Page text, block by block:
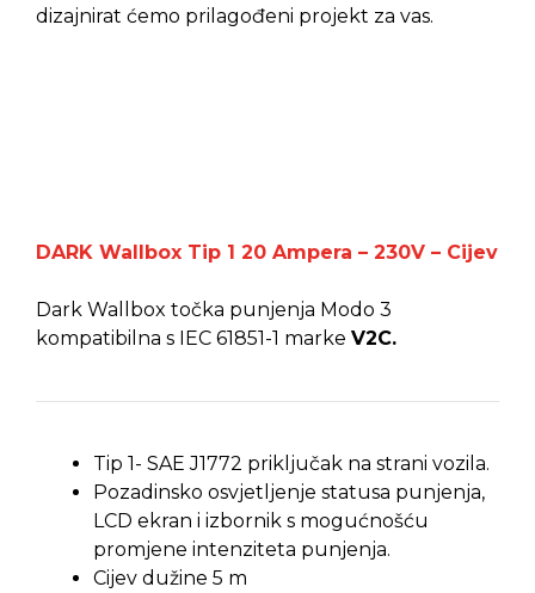
dizajnirat ćemo prilagođeni projekt za vas.
DARK Wallbox Tip 1 20 Ampera – 230V – Cijev
Dark Wallbox točka punjenja Modo 3
kompatibilna s IEC 61851-1 marke V2C.
Tip 1- SAE J1772 priključak na strani vozila.
Pozadinsko osvjetljenje statusa punjenja,
LCD ekran i izbornik s mogućnošću
promjene intenziteta punjenja.
Cijev dužine 5 m